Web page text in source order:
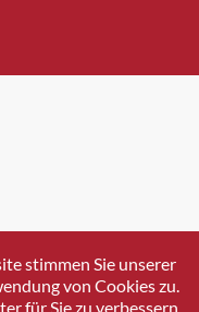
stimmen Sie unserer
von Cookies zu.
für Sie zu verbessern.